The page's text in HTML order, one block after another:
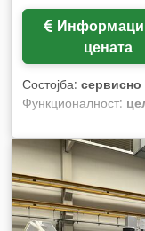
цената
Состојба: сервисно
Функционалност: